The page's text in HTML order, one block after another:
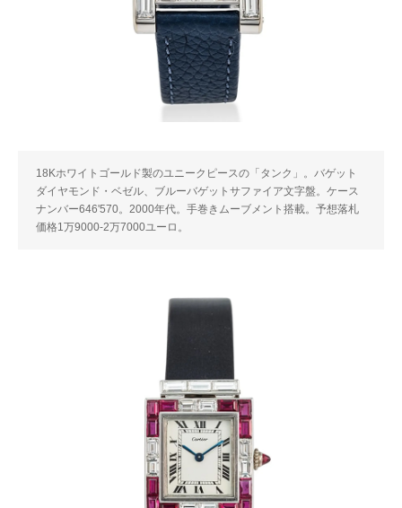
18Kホワイトゴールド製のユニークピースの「タンク」。バゲット
ダイヤモンド・ベゼル、ブルーバゲットサファイア文字盤。ケース
ナンバー646'570。2000年代。手巻きムーブメント搭載。予想落札
価格1万9000-2万7000ユーロ。